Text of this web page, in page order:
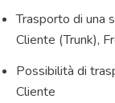
Trasporto di una
Cliente (Trunk),
Possibilità di
Cliente